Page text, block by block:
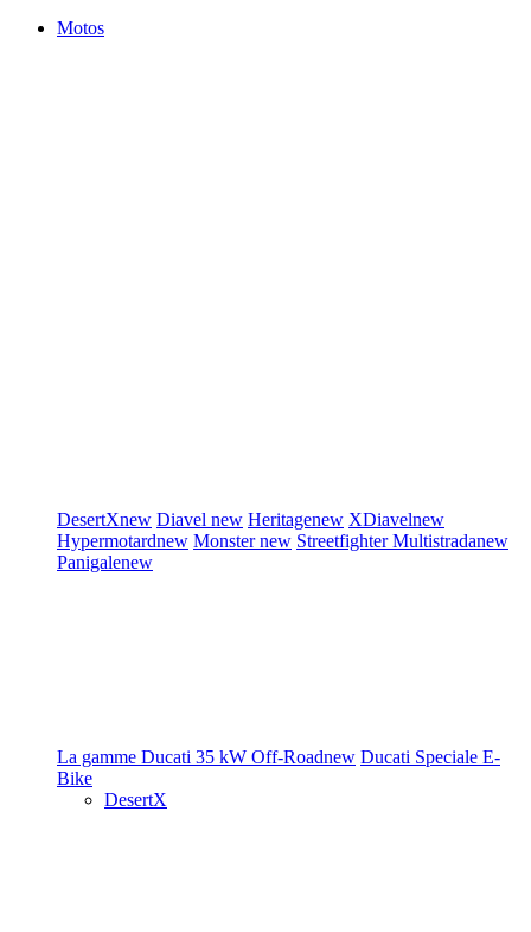
Motos
DesertXnew Diavel new Heritagenew XDiavelnew
Hypermotardnew Monsternew StreetfighterMultistradanew
Panigalenew
La gamme Ducati 35 kW Off-Roadnew Ducati Speciale E-
Bike
DesertX